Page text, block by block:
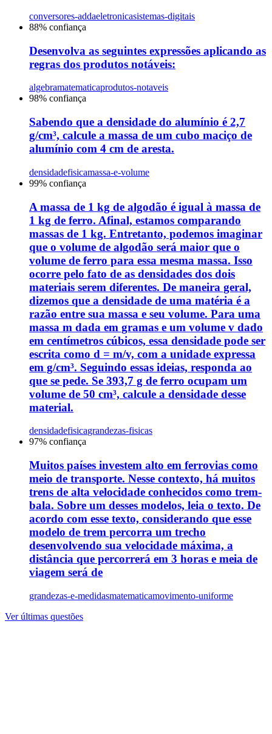
conversores-addaeletronicasistemas-digitais
88% confiança
Desenvolva as seguintes expressões aplicando as
regras dos produtos notáveis:
algebramatematicaprodutos-notaveis
98% confiança
Sabendo que a densidade do alumínio é 2,7
g/cm³, calcule a massa de um cubo maciço de
alumínio com 4 cm de aresta.
densidadefisicamassa-e-volume
99% confiança
A massa de 1 kg de algodão é igual à massa de
1 kg de ferro. Afinal, estamos comparando
massas de 1 kg. Entretanto, podemos imaginar
que o volume de algodão será maior que o
volume de ferro para essa mesma massa. Isso
ocorre pelo fato de as densidades dos dois
materiais serem diferentes. De maneira geral,
dizemos que a densidade de uma matéria é a
razão entre sua massa e seu volume. Para uma
massa m dada em gramas e um volume v dado
em centímetros cúbicos, essa densidade pode ser
escrita como d = m/v, com a unidade expressa
em g/cm³. Seguindo essas ideias, responda ao
que se pede. Se 393,7 g de ferro ocupam um
volume de 50 cm³, calcule a densidade desse
material.
densidadefisicagrandezas-fisicas
97% confiança
Muitos países investem alto em ferrovias como
meio de transporte. Nesse contexto, há muitos
trens de alta velocidade conhecidos como trem-
bala. Sobre um desses modelos, leia o texto. De
acordo com esse texto, considerando que esse
modelo de trem percorra um trecho
desenvolvendo sua velocidade máxima, a
distância que percorrerá em 3 horas e meia de
viagem será de
grandezas-e-medidasmatematicamovimento-uniforme
Ver últimas questões